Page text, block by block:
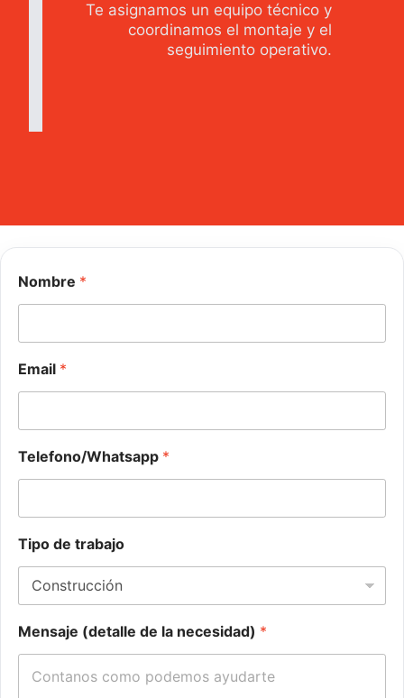
Te asignamos un equipo técnico y
coordinamos el montaje y el
seguimiento operativo.
Nombre *
Email *
Telefono/Whatsapp *
Tipo de trabajo
Mensaje (detalle de la necesidad) *